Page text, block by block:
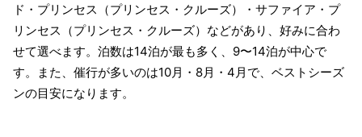
ド・プリンセス（プリンセス・クルーズ）・サファイア・プ
リンセス（プリンセス・クルーズ）などがあり、好みに合わ
せて選べます。泊数は14泊が最も多く、9〜14泊が中心で
す。また、催行が多いのは10月・8月・4月で、ベストシーズ
ンの目安になります。